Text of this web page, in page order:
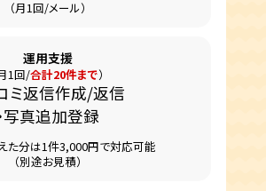
（月1回/メール）
運用支援
1回/合計20件まで）
ミ返信作成/返信
写真追加登録
た分は1件3,000円で対応可能
（別途お見積）